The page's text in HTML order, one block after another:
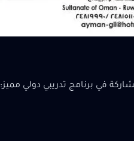
في برنامج تدريبي دولي مميز: